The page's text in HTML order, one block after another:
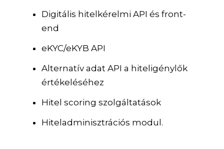
Digitális hitelkérelmi API és front-
end
eKYC/eKYB API
Alternatív adat API a hiteligénylők
értékeléséhez
Hitel scoring szolgáltatások
Hiteladminisztrációs modul.